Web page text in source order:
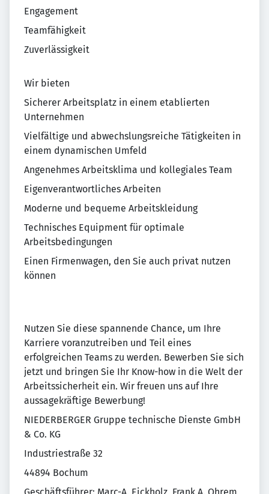
Engagement
Teamfähigkeit
Zuverlässigkeit
Wir bieten
Sicherer Arbeitsplatz in einem etablierten
Unternehmen
Vielfältige und abwechslungsreiche Tätigkeiten in
einem dynamischen Umfeld
Angenehmes Arbeitsklima und kollegiales Team
Eigenverantwortliches Arbeiten
Moderne und bequeme Arbeitskleidung
Technisches Equipment für optimale
Arbeitsbedingungen
Einen Firmenwagen, den Sie auch privat nutzen
können
Nutzen Sie diese spannende Chance, um Ihre
Karriere voranzutreiben und Teil eines
erfolgreichen Teams zu werden. Bewerben Sie sich
jetzt und bringen Sie Ihr Know-how in die Welt der
Arbeitssicherheit ein. Wir freuen uns auf Ihre
aussagekräftige Bewerbung!
NIEDERBERGER Gruppe technische Dienste GmbH
& Co. KG
Industriestraße 32
44894 Bochum